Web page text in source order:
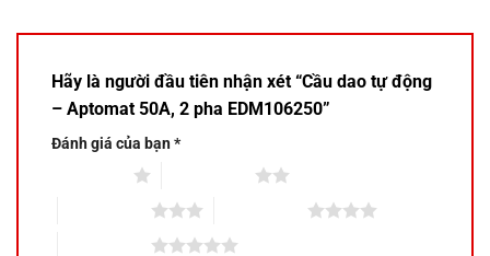
Hãy là người đầu tiên nhận xét “Cầu dao tự động
– Aptomat 50A, 2 pha EDM106250”
Đánh giá của bạn*